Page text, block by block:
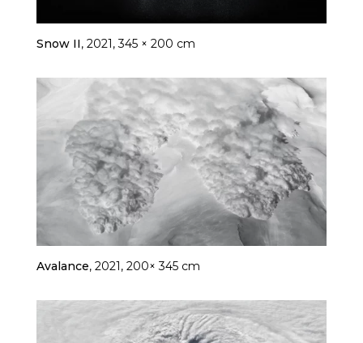
Snow II, 2021, 345 × 200 cm
Avalance, 2021, 200× 345 cm